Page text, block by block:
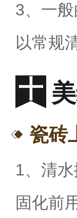
3、一
以常规
瓷砖
1、清
固化前